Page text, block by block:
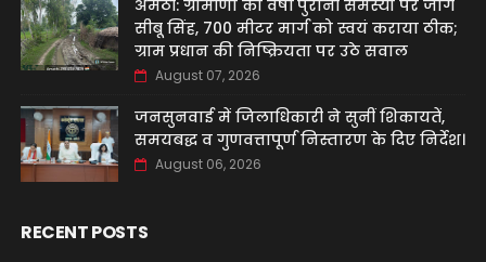
अमेठी: ग्रामीणों की वर्षों पुरानी समस्या पर जागे
सीबू सिंह, 700 मीटर मार्ग को स्वयं कराया ठीक;
ग्राम प्रधान की निष्क्रियता पर उठे सवाल
August 07, 2026
जनसुनवाई में जिलाधिकारी ने सुनीं शिकायतें,
समयबद्ध व गुणवत्तापूर्ण निस्तारण के दिए निर्देश।
August 06, 2026
RECENT POSTS